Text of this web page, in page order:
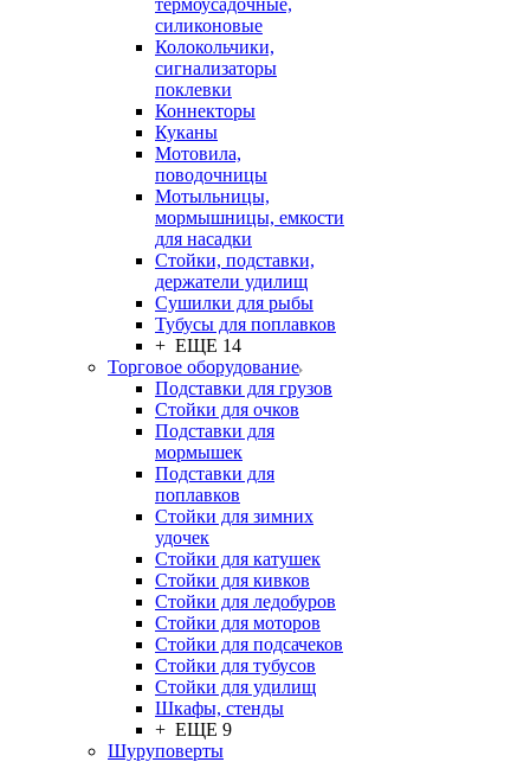
термоусадочные,
силиконовые
Колокольчики,
сигнализаторы
поклевки
Коннекторы
Куканы
Мотовила,
поводочницы
Мотыльницы,
мормышницы, емкости
для насадки
Стойки, подставки,
держатели удилищ
Сушилки для рыбы
Тубусы для поплавков
+ ЕЩЕ 14
Торговое оборудование
Подставки для грузов
Стойки для очков
Подставки для
мормышек
Подставки для
поплавков
Стойки для зимних
удочек
Стойки для катушек
Стойки для кивков
Стойки для ледобуров
Стойки для моторов
Стойки для подсачеков
Стойки для тубусов
Стойки для удилищ
Шкафы, стенды
+ ЕЩЕ 9
Шуруповерты